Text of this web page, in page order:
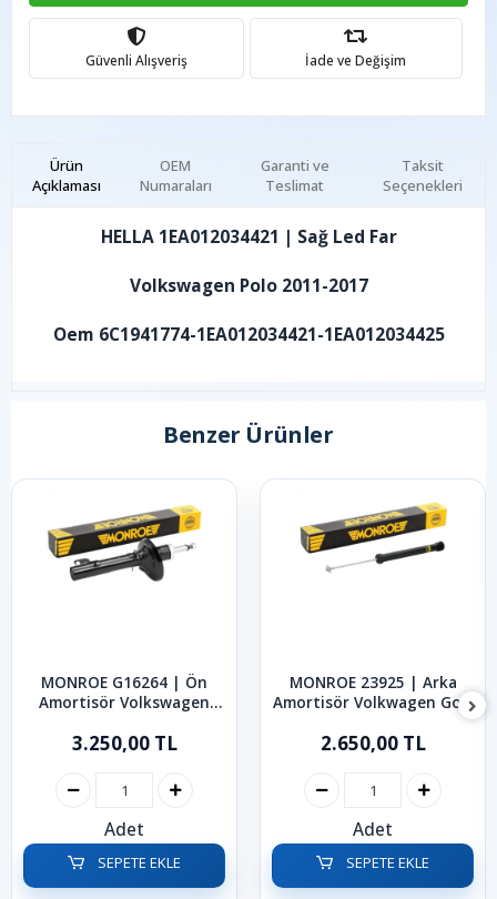
Güvenli Alışveriş İade ve Değişim
Ürün
Açıklaması
Garanti ve
Teslimat
Taksit
Seçenekleri
OEM
Numaraları
HELLA 1EA012034421 | Sağ Led Far
Volkswagen Polo 2011-2017
Oem 6C1941774-1EA012034421-1EA012034425
Benzer Ürünler
MONROE G16264 | Ön
Amortisör Volkswagen
3.250,00 TL
Adet
SEPETE EKLE
MONROE 23925 | Arka
Amortisör Volkwagen Golf
2.650,00 TL
Adet
SEPETE EKLE